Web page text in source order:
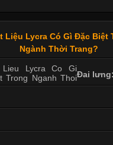
Liệu Lycra Có Gì Đặc Biệt
Ngành Thời Trang?
Đai lưng: